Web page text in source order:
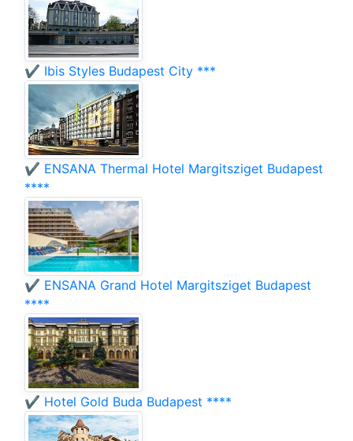
✔️ Ibis Styles Budapest City ***
✔️ ENSANA Thermal Hotel Margitsziget Budapest
****
✔️ ENSANA Grand Hotel Margitsziget Budapest
****
✔️ Hotel Gold Buda Budapest ****